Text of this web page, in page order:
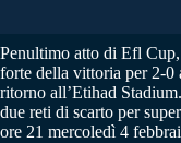
Penultimo atto di Efl
forte della vittoria per 2-0
ritorno all’Etihad
due reti di scarto per
ore 21 mercoledì 4